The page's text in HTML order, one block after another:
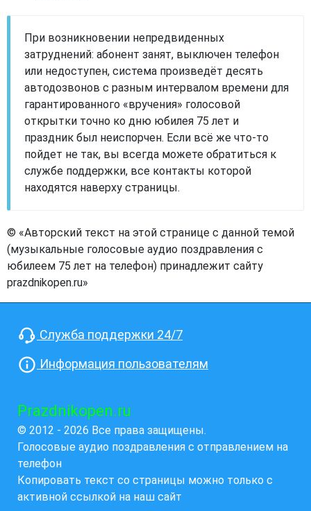
При возникновении непредвиденных
затруднений: абонент занят, выключен телефон
или недоступен, система произведёт десять
автодозвонов с разным интервалом времени для
гарантированного «вручения» голосовой
открытки точно ко дню юбилея 75 лет и
праздник был неиспорчен. Если всё же что-то
пойдет не так, вы всегда можете обратиться к
службе поддержки, все контакты которой
находятся наверху страницы.
© «Авторский текст на этой странице с данной темой
(музыкальные голосовые аудио поздравления с
юбилеем 75 лет на телефон) принадлежит сайту
prazdnikopen.ru»
Служба поддержки 24/7
Информация пользователям
Prazdnikopen.ru
© 2012 - 2026 Все права защищены.
Голосовые аудио поздравления с отправлением на
телефон
Копировать текст со страницы можно только с
активной ссылкой на наш сайт